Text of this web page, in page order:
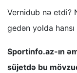
Vernidub nə etdi?
gedən yolda
Sportinfo.az-ın
süjetdə bu